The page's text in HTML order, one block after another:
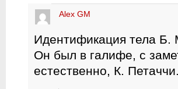
Alex GM
Идентификация тела Б.
Он был в галифе, с
естественно, К. Петаччи.